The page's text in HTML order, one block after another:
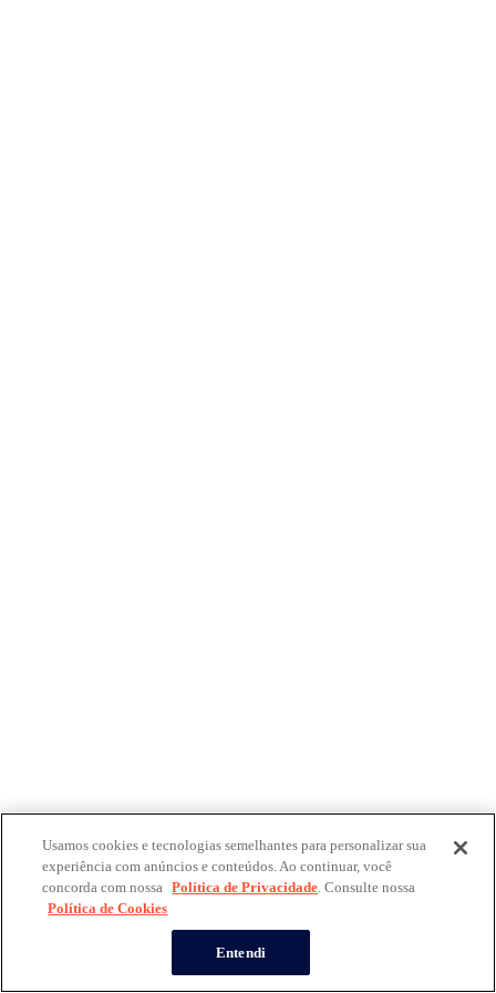
Usamos cookies e tecnologias semelhantes para personalizar sua
experiência com anúncios e conteúdos. Ao continuar, você
concorda com nossa Política de Privacidade. Consulte nossa
Política de Cookies
Entendi